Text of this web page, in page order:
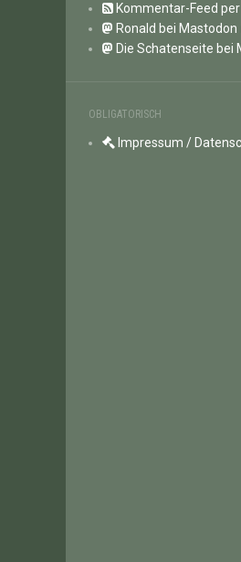
Kommentar-Feed per
Ronald bei Mastodon
Die Schatenseite bei
OBLIGATORISCH
Impressum /